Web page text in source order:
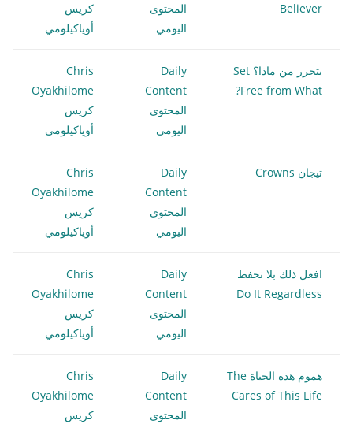
Believer
المحتوى
اليومي
كريس
أوياكيلومي
يتحرر من ماذا؟ Set
Free from What?
Daily
Content
المحتوى
اليومي
Chris
Oyakhilome
كريس
أوياكيلومي
تيجان Crowns
Daily
Content
المحتوى
اليومي
Chris
Oyakhilome
كريس
أوياكيلومي
افعل ذلك بلا تحفظ
Do It Regardless
Daily
Content
المحتوى
اليومي
Chris
Oyakhilome
كريس
أوياكيلومي
هموم هذه الحياة The
Cares of This Life
Daily
Content
المحتوى
Chris
Oyakhilome
كريس